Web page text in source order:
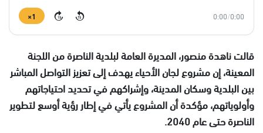
0:00
/
0:00
15
15
1×
قالت ناهدة منصور، المديرة العامة لبلدية الناصرة من اللجنة
المعينة، إن مشروع لجان الأحياء يهدف إلى تعزيز التواصل المباشر
بين البلدية وسكان المدينة، وإشراكهم في تحديد احتياجاتهم
وأولوياتهم، مؤكدة أن المشروع يأتي في إطار رؤية أوسع لتطوير
الناصرة حتى عام 2040.